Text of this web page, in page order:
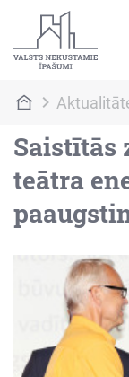
Saistītās
teātra